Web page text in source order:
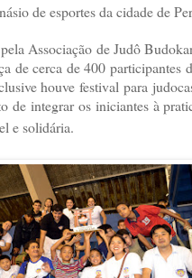
de esportes da cidade de
Associação de Judô
de cerca de 400 participantes
houve festival para
de integrar os iniciantes à
e solidária.